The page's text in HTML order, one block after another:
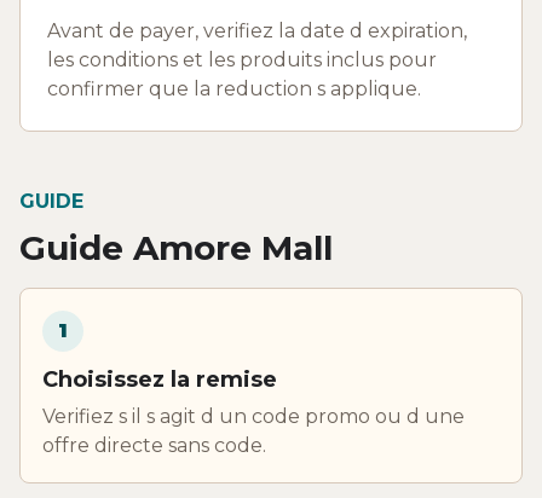
Avant de payer, verifiez la date d expiration,
les conditions et les produits inclus pour
confirmer que la reduction s applique.
GUIDE
Guide Amore Mall
1
Choisissez la remise
Verifiez s il s agit d un code promo ou d une
offre directe sans code.